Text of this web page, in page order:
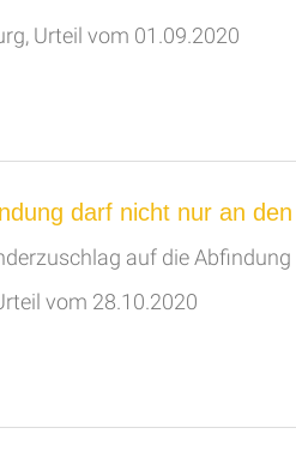
Urteil vom 01.09.2020
darf nicht nur an
auf die
vom 28.10.2020